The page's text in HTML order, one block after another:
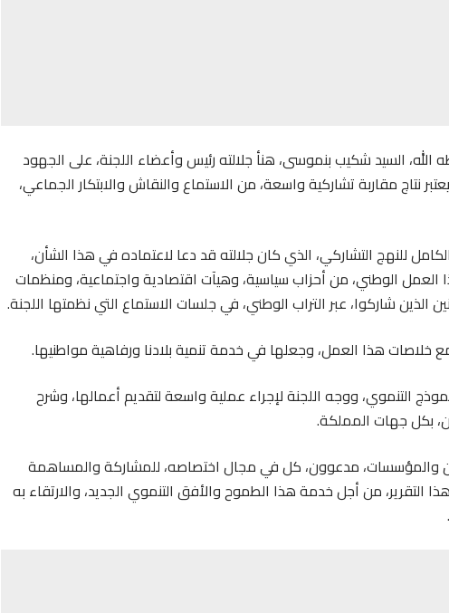
السيد شكيب بنموسى، هنأ جلالته رئيس وأعضاء اللجنة، على الجهود
نتاج مقاربة تشاركية واسعة، من الاستماع والنقاش والابتكار الجماعي،
الكامل للنهج التشاركي، الذي كان جلالته قد دعا لاعتماده في هذا الشأن،
الوطني، من أحزاب سياسية، وهيآت اقتصادية واجتماعية، ومنظمات
الذين شاركوا، عبر التراب الوطني، في جلسات الاستماع التي نظمتها اللجنة.
خلاصات هذا العمل، وجعلها في خدمة تنمية بلادنا ورفاهية مواطنيها.
التنموي، ووجه اللجنة لإجراء عملية واسعة لتقديم أعمالها، وشرح
بكل جهات المملكة.
والمؤسسات، مدعوون، كل في مجال اختصاصه، للمشاركة والمساهمة
التقرير، من أجل خدمة هذا الطموح والأفق التنموي الجديد، والارتقاء به